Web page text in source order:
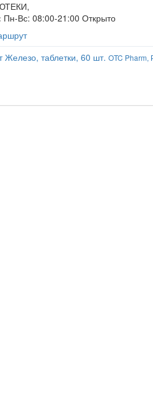
,
Пн-Вс: 08:00-21:00 Открыто
Железо, таблетки, 60 шт. OTC Pharm,